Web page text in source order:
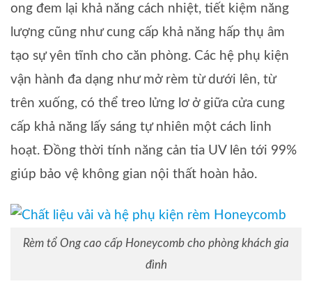
ong đem lại khả năng cách nhiệt, tiết kiệm năng
lượng cũng như cung cấp khả năng hấp thụ âm
tạo sự yên tĩnh cho căn phòng. Các hệ phụ kiện
vận hành đa dạng như mở rèm từ dưới lên, từ
trên xuống, có thể treo lửng lơ ở giữa cửa cung
cấp khả năng lấy sáng tự nhiên một cách linh
hoạt. Đồng thời tính năng cản tia UV lên tới 99%
giúp bảo vệ không gian nội thất hoàn hảo.
Rèm tổ Ong cao cấp Honeycomb cho phòng khách gia
đình